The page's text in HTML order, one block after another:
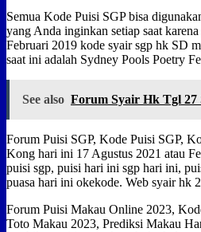
Semua Kode Puisi SGP bisa
yang Anda inginkan setiap saat
Februari 2019 kode syair sgp hk SD
saat ini adalah Sydney Pools Poetry
See also Forum Syair Hk Tgl 27
Forum Puisi SGP, Kode Puisi SGP,
Kong hari ini 17 Agustus 2021 atau
puisi sgp, puisi hari ini sgp hari ini,
puasa hari ini okekode. Web syair hk
Forum Puisi Makau Online 2023,
Toto Makau 2023, Prediksi Makau